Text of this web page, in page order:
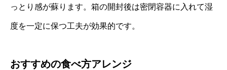
っとり感が蘇ります。箱の開封後は密閉容器に入れて湿
度を一定に保つ工夫が効果的です。
おすすめの食べ方アレンジ